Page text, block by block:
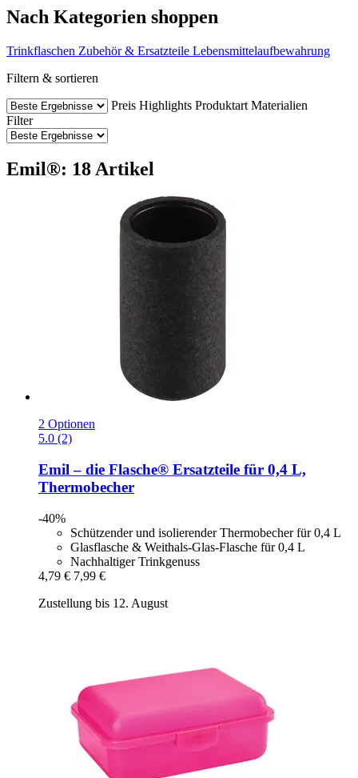
Nach Kategorien shoppen
Trinkflaschen Zubehör & Ersatzteile Lebensmittelaufbewahrung
Filtern & sortieren
Preis Highlights Produktart Materialien
Filter
Emil®: 18 Artikel
2 Optionen
5.0 (2)
Emil – die Flasche® Ersatzteile für 0,4 L,
Thermobecher
-40%
Schützender und isolierender Thermobecher für 0,4 L
Glasflasche & Weithals-Glas-Flasche für 0,4 L
Nachhaltiger Trinkgenuss
4,79 € 7,99 €
Zustellung bis 12. August